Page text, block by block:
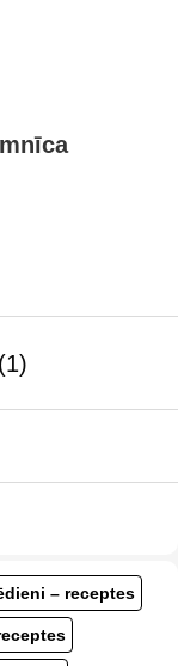
(1)
– receptes